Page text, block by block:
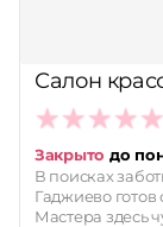
Салон
Закрыто до
В поисках
Гаджиево
Мастера здесь